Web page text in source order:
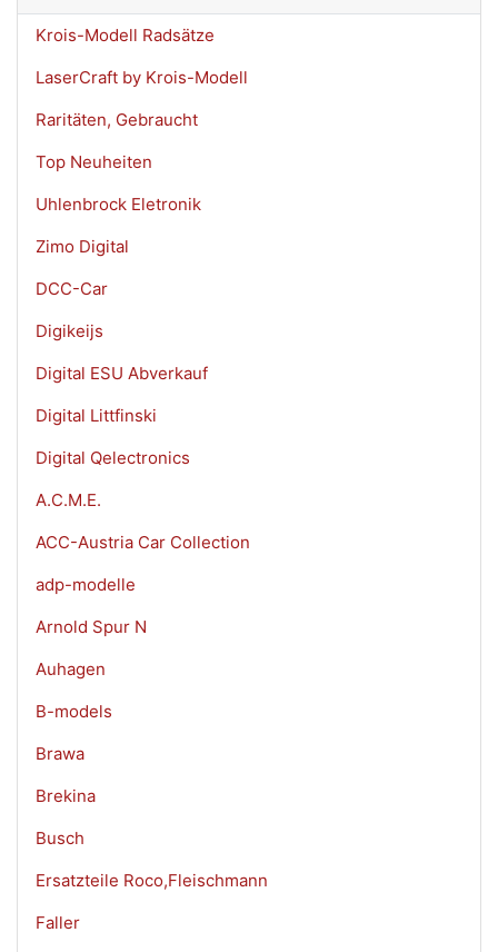
Krois-Modell Radsätze
LaserCraft by Krois-Modell
Raritäten, Gebraucht
Top Neuheiten
Uhlenbrock Eletronik
Zimo Digital
DCC-Car
Digikeijs
Digital ESU Abverkauf
Digital Littfinski
Digital Qelectronics
A.C.M.E.
ACC-Austria Car Collection
adp-modelle
Arnold Spur N
Auhagen
B-models
Brawa
Brekina
Busch
Ersatzteile Roco,Fleischmann
Faller